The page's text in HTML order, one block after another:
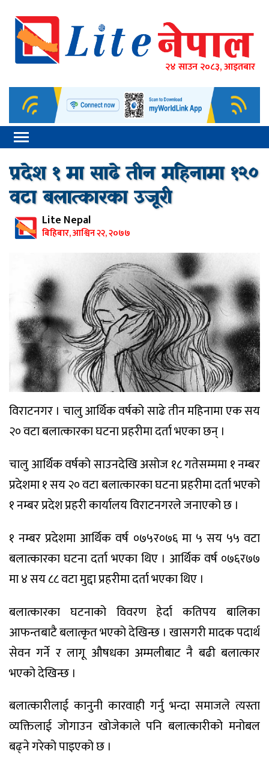
२४ साउन २०८३, आइतबार
प्रदेश १ मा साढे तीन महिनामा १२०
वटा बलात्कारका उजूरी
Lite Nepal
बिहिबार, आश्विन २२, २०७७
विराटनगर । चालु आर्थिक वर्षको साढे तीन महिनामा एक सय
२० वटा बलात्कारका घटना प्रहरीमा दर्ता भएका छन् ।
चालु आर्थिक वर्षको साउनदेखि असोज १८ गतेसम्ममा १ नम्बर
प्रदेशमा १ सय २० वटा बलात्कारका घटना प्रहरीमा दर्ता भएको
१ नम्बर प्रदेश प्रहरी कार्यालय विराटनगरले जनाएको छ ।
१ नम्बर प्रदेशमा आर्थिक वर्ष ०७५र०७६ मा ५ सय ५५ वटा
बलात्कारका घटना दर्ता भएका थिए । आर्थिक वर्ष ०७६र७७
मा ४ सय ८८ वटा मुद्दा प्रहरीमा दर्ता भएका थिए ।
बलात्कारका घटनाको विवरण हेर्दा कतिपय बालिका
आफन्तबाटै बलात्कृत भएको देखिन्छ । खासगरी मादक पदार्थ
सेवन गर्ने र लागू औषधका अम्मलीबाट नै बढी बलात्कार
भएको देखिन्छ ।
बलात्कारीलाई कानुनी कारवाही गर्नु भन्दा समाजले त्यस्ता
व्यक्तिलाई जोगाउन खोजेकाले पनि बलात्कारीको मनोबल
बढ्ने गरेको पाइएको छ ।